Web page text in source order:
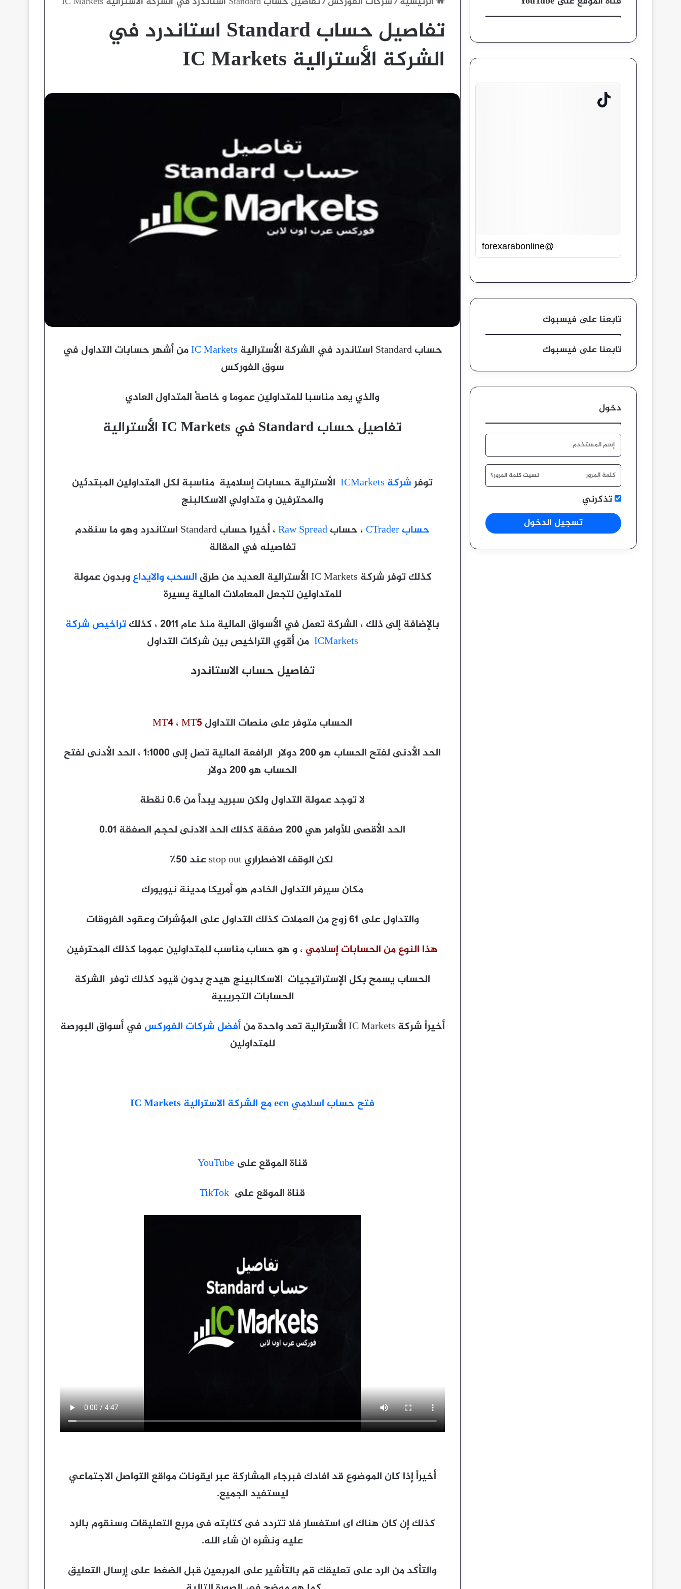
تفاصيل حساب Standard استاندرد في
الشركة الأسترالية IC Markets
حساب Standard استاندرد في الشركة الأسترالية IC Marketsمن أشهر حسابات التداول في
سوق الفوركس
والذي يعد مناسبا للمتداولين عموما و خاصةً المتداول العادي
تفاصيل حساب Standard في IC Markets الأسترالية
توفرشركة ICMarkets
الأسترالية حسابات إسلامية مناسبة لكل المتداولين المبتدئين
والمحترفين و متداولي الاسكالبنج
حساب CTrader
، حسابRaw Spread
، أخيرا حساب Standard استاندرد وهو ما سنقدم
تفاصيله في المقالة
كذلك توفر شركة IC Markets الأسترالية العديد من طرق
السحب والايداعوبدون عمولة
للمتداولين لتجعل المعاملات المالية يسيرة
بالإضافة إلى ذلك ، الشركة تعمل في الأسواق المالية منذ عام 2011 ، كذلك
تراخيص شركة
ICMarkets من أقوي التراخيص بين شركات التداول
تفاصيل حساب الاستاندرد
الحساب متوفر على منصات التداول MT4،MT5
الحد الأدنى لفتح الحساب هو 200 دولار الرافعة المالية تصل إلى 1:1000 ، الحد الأدنى لفتح
الحساب هو 200 دولار
لا توجد عمولة التداول ولكن سبريد يبدأ من 0.6 نقطة
الحد الأقصى للأوامر هي 200 صفقة كذلك الحد الادنى لحجم الصفقة 0.01
لكن الوقف الاضطراري stop out عند 50٪
مكان سيرفر التداول الخادم هو أمريكا مدينة نيويورك
والتداول على 61 زوج من العملات كذلك التداول على المؤشرات وعقود الفروقات
هذا النوع من الحسابات إسلامي ، و هو حساب مناسب للمتداولين عموما كذلك المحترفين
الحساب يسمح بكل الإستراتيجيات الاسكالبينج هيدج بدون قيود كذلك توفر الشركة
الحسابات التجريبية
أخيراً شركة IC Markets الأسترالية تعد واحدة من
أفضل شركات الفوركس في أسواق البورصة
للمتداولين
فتح حساب اسلامي ecn مع الشركة الاسترالية IC Markets
قناة الموقع علىYouTube
قناة الموقع على TikTok
أخيراً إذا كان الموضوع قد افادك فبرجاء المشاركة عبر ايقونات مواقع التواصل الاجتماعي
ليستفيد الجميع.
كذلك إن كان هناك اى استفسار فلا تتردد فى كتابته فى مربع التعليقات وسنقوم بالرد
عليه ونشره ان شاء الله.
والتأكد من الرد على تعليقك قم بالتأشير على المربعين قبل الضغط على إرسال التعليق
@forexarabonline
تابعنا على فيسبوك
تابعنا على فيسبوك
دخول
نسيت كلمة المرور؟
تذكرني
تسجيل الدخول